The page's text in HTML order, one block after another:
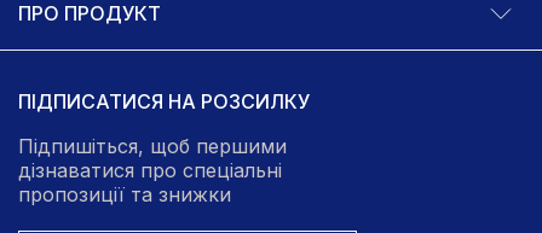
ПРО ПРОДУКТ
ПІДПИСАТИСЯ НА РОЗСИЛКУ
Підпишіться, щоб першими
дізнаватися про спеціальні
пропозиції та знижки